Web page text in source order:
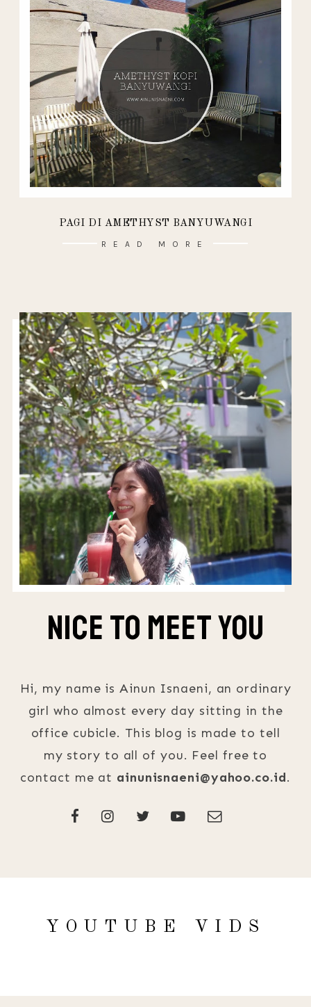
PAGI DI AMETHYST BANYUWANGI
READ MORE
Nice To Meet You
Hi, my name is Ainun Isnaeni, an ordinary
girl who almost every day sitting in the
office cubicle. This blog is made to tell
my story to all of you. Feel free to
contact me at ainunisnaeni@yahoo.co.id.
YOUTUBE VIDS